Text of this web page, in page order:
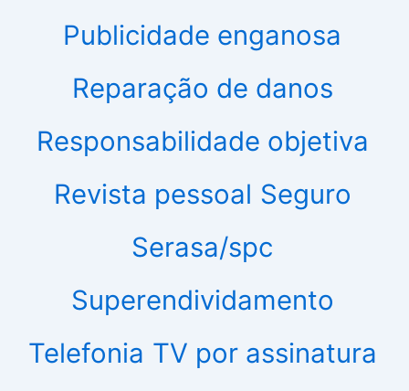
Publicidade enganosa
Reparação de danos
Responsabilidade objetiva
Revista pessoal Seguro
Serasa/spc
Superendividamento
Telefonia TV por assinatura